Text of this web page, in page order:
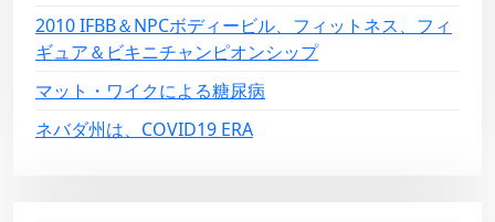
2010 IFBB＆NPCボディービル、フィットネス、フィ
ギュア＆ビキニチャンピオンシップ
マット・ワイクによる糖尿病
ネバダ州は、COVID19 ERA